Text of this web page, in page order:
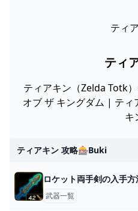
ティ
ティ
ティアキン（Zelda Totk
オブ ザ キングダム | ティ
キ
ティアキン 攻略🎰buki
ロケット両手剣の入手
武器一覧